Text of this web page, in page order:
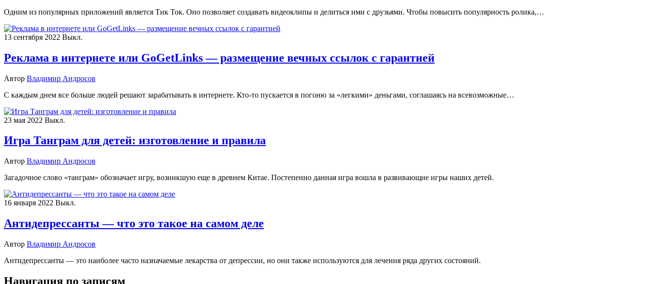
Одним из популярных приложений является Тик Ток. Оно позволяет создавать видеоклипы и делиться ими с друзьями. Чтобы повысить популярность ролика,…
13 сентября 2022 Выкл.
Реклама в интернете или GoGetLinks — размещение вечных ссылок с гарантией
Автор Владимир Андросов
С каждым днем все больше людей решают зарабатывать в интернете. Кто-то пускается в погоню за «легкими» деньгами, соглашаясь на всевозможные…
23 мая 2022 Выкл.
Игра Танграм для детей: изготовление и правила
Автор Владимир Андросов
Загадочное слово «танграм» обозначает игру, возникшую еще в древнем Китае. Постепенно данная игра вошла в развивающие игры наших детей.
16 января 2022 Выкл.
Антидепрессанты — что это такое на самом деле
Автор Владимир Андросов
Антидепрессанты — это наиболее часто назначаемые лекарства от депрессии, но они также используются для лечения ряда других состояний.
Навигация по записям